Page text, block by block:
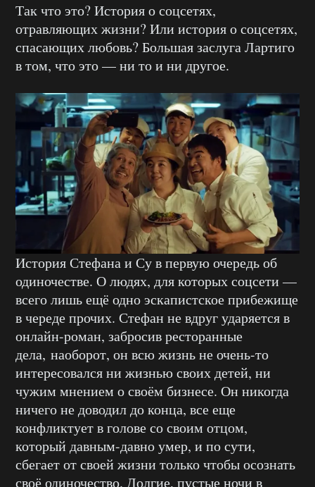
Так что это? История о соцсетях,
отравляющих жизни? Или история о соцсетях,
спасающих любовь? Большая заслуга Лартиго
в том, что это — ни то и ни другое.
История Стефана и Су в первую очередь об
одиночестве. О людях, для которых соцсети —
всего лишь ещё одно эскапистское прибежище
в череде прочих. Стефан не вдруг ударяется в
онлайн-роман, забросив ресторанные
дела, наоборот, он всю жизнь не очень-то
интересовался ни жизнью своих детей, ни
чужим мнением о своём бизнесе. Он никогда
ничего не доводил до конца, все еще
конфликтует в голове со своим отцом,
который давным-давно умер, и по сути,
сбегает от своей жизни только чтобы осознать
своё одиночество. Долгие, пустые ночи в